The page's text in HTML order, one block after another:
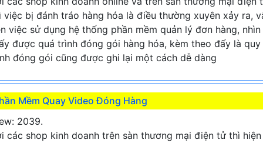
việc bị đánh tráo hàng hóa là điều thường xuyên xảy ra,
việc sử dụng hệ thống phần mềm quản lý đơn hàng, nhìn
được quá trình đóng gói hàng hóa, kèm theo đấy là quy
đóng gói cũng được ghi lại một cách dễ dàng
Mềm Quay Video Đóng Hàng
2039.
các shop kinh doanh trên sàn thương mại điện tử thì hiện